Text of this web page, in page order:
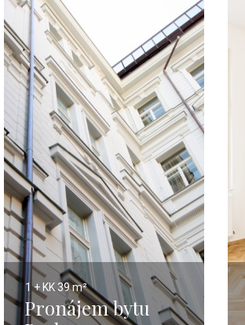
1 + KK 39 m²
Pronájem bytu